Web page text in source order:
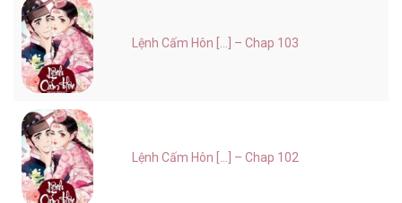
Lệnh Cấm Hôn [...] – Chap 103
Lệnh Cấm Hôn [...] – Chap 102